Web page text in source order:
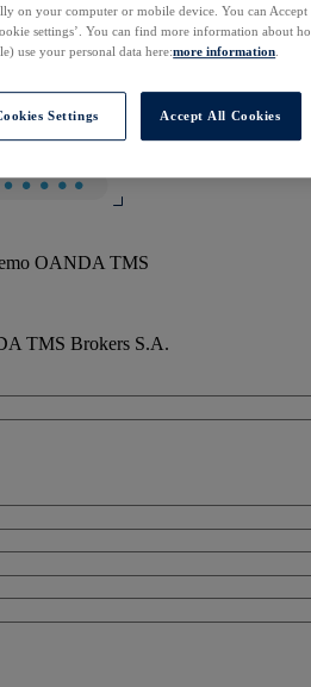
OANDA TMS
TMS Brokers S.A.
on your computer or mobile device. You can
settings’. You can find more information about
use your personal data here:more information
Settings Accept All Cookies